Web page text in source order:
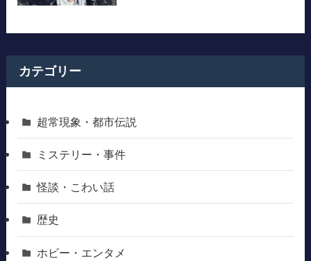
カテゴリー
超常現象・都市伝説
ミステリー・事件
怪談・こわい話
歴史
ホビー・エンタメ